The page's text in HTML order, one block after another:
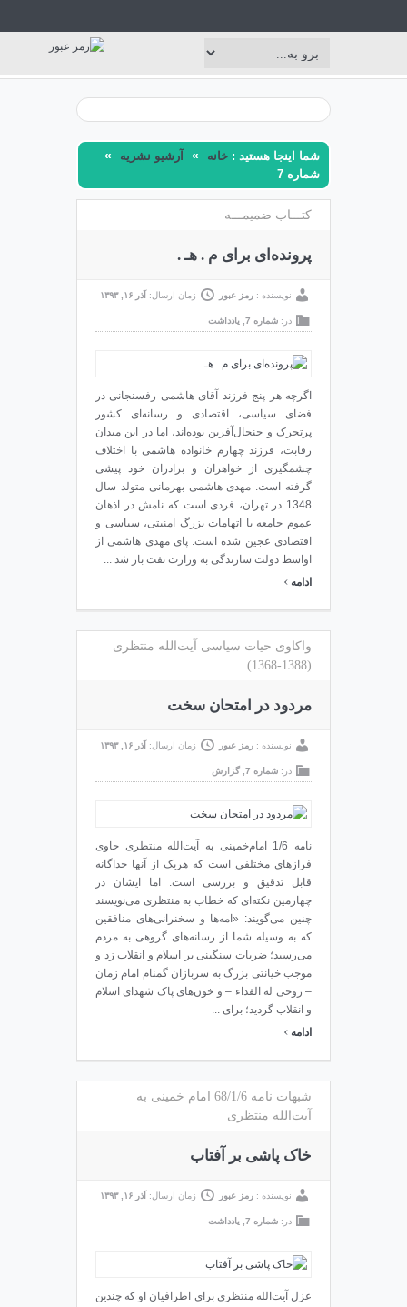
شما اینجا هستید : خانه » آرشیو نشریه »
شماره 7
کتـــاب ضمیمـــه
پرونده‌ای برای م‌ . هـ .
نویسنده : رمز عبور زمان ارسال: آذر ۱۶, ۱۳۹۳
در: شماره 7 یادداشت
اگرچه هر پنج فرزند آقای هاشمی رفسنجانی در
فضای سیاسی، اقتصادی و رسانه‌ای کشور
پرتحرک و جنجال‌آفرین بوده‌اند، اما در این میدان
رقابت، فرزند چهارم خانواده هاشمی با اختلاف
چشمگیری از خواهران و برادران خود پیشی
گرفته است. مهدی هاشمی بهرمانی متولد سال
1348 در تهران، فردی است که نامش در اذهان
عموم جامعه با اتهامات بزرگ امنیتی، سیاسی و
اقتصادی عجین شده است. پای مهدی هاشمی از
اواسط دولت سازندگی به وزارت نفت باز شد ...
ادامه ›
واکاوی حیات سیاسی آیت‌الله منتظری
(1388-1368)
مردود در امتحان سخت
نویسنده : رمز عبور زمان ارسال: آذر ۱۶, ۱۳۹۳
در: شماره 7 گزارش
نامه 1/6 امام‌خمینی به آیت‌الله منتظری حاوی
فرازهای مختلفی است که هریک از آنها جداگانه
قابل تدقیق و بررسی است. اما ایشان در
چهارمین نکته‌ای که خطاب به منتظری می‌نویسند
چنین می‌گویند: «امه‌ها و سخنرانی‌های منافقین
که به وسیله شما از رسانه‌های گروهی به مردم
می‌رسید؛ ضربات سنگینی بر اسلام و انقلاب زد و
موجب خیانتی بزرگ به سربازان گمنام امام زمان
– روحی له الفداء – و خون‌های پاک شهدای اسلام
و انقلاب گردید؛ برای ...
ادامه ›
شبهات نامه 68/1/6 امام خمینی به
آیت‌الله منتظری
خاک پاشی بر آفتاب
نویسنده : رمز عبور زمان ارسال: آذر ۱۶, ۱۳۹۳
در: شماره 7 یادداشت
عزل آیت‌الله منتظری برای اطرافیان او که چندین